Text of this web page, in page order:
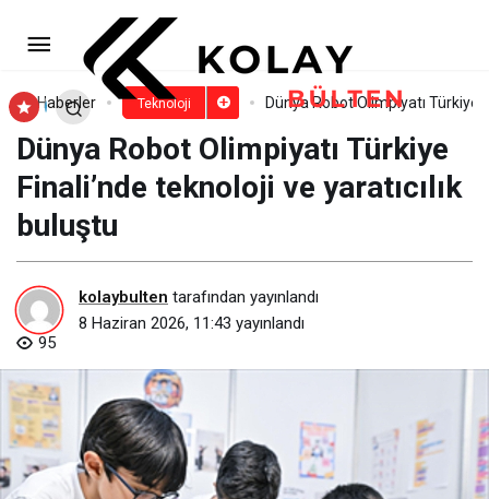
Haberler Teknoloji Dünya Robot Olimpiyatı Türkiye
Dünya Robot Olimpiyatı Türkiye
Finali’nde teknoloji ve yaratıcılık
buluştu
kolaybulten tarafından yayınlandı
8 Haziran 2026, 11:43 yayınlandı
95
Uç nokta korumasında fark
yaratan başarı
Yorum Yap Paylaş